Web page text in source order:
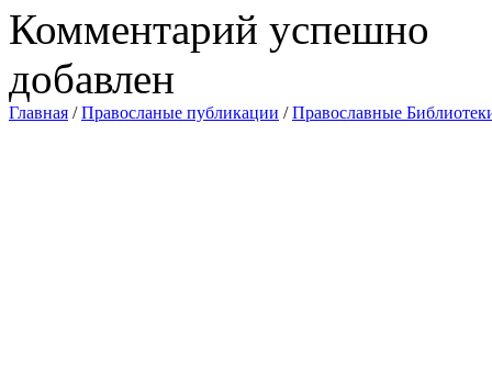
Комментарий успешно
добавлен
Главная /Правосланые публикации /Православные